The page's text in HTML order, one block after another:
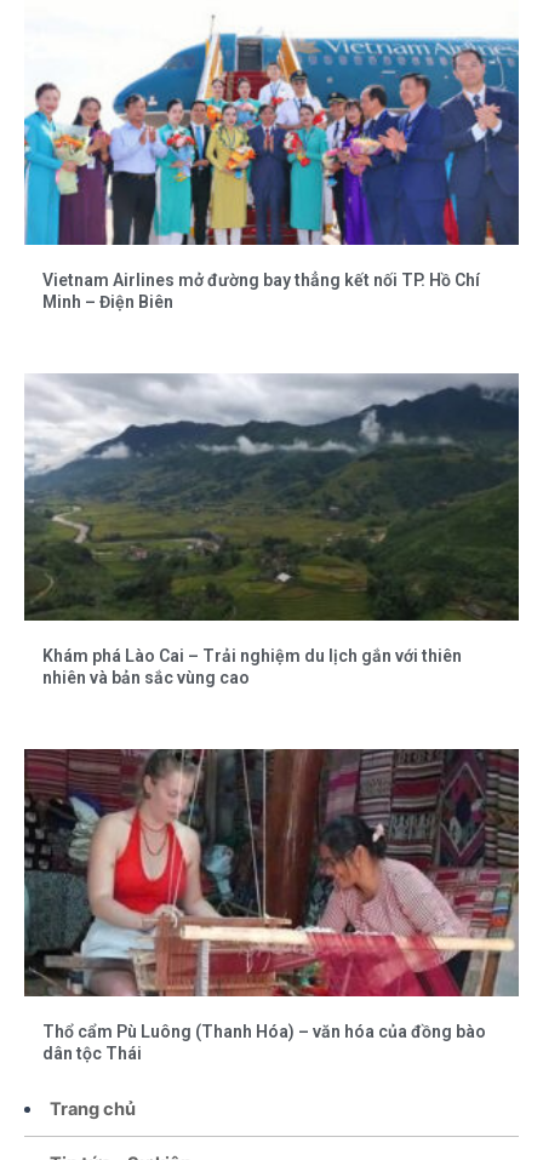
Trang chủ
Vietnam Airlines mở đường bay thẳng kết nối TP. Hồ Chí
Minh – Điện Biên
Khám phá Lào Cai – Trải nghiệm du lịch gắn với thiên
nhiên và bản sắc vùng cao
Thổ cẩm Pù Luông (Thanh Hóa) – văn hóa của đồng bào
dân tộc Thái